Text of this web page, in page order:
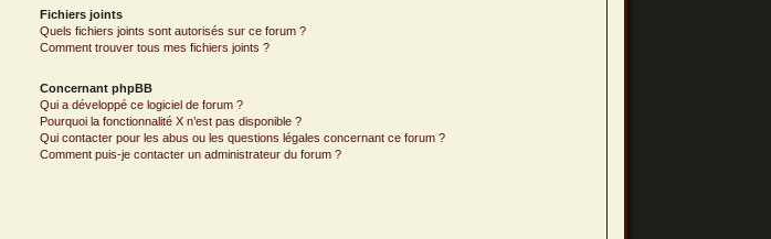
Fichiers joints
Quels fichiers joints sont autorisés sur ce forum ?
Comment trouver tous mes fichiers joints ?
Concernant phpBB
Qui a développé ce logiciel de forum ?
Pourquoi la fonctionnalité X n’est pas disponible ?
Qui contacter pour les abus ou les questions légales concernant ce forum ?
Comment puis-je contacter un administrateur du forum ?